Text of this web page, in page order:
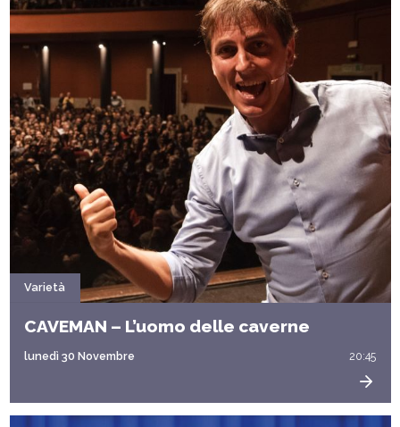
Varietà
CAVEMAN – L’uomo delle caverne
lunedì 30 Novembre 20:45